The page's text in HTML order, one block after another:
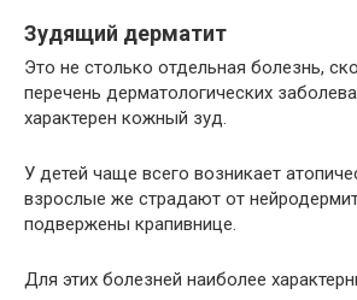
Зудящий дерматит
Это не столько отдельная болезнь,
перечень дерматологических
характерен кожный зуд.
У детей чаще всего возникает
взрослые же страдают от
подвержены крапивнице.
Для этих болезней наиболее